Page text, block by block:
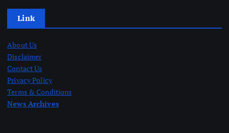
Link
About Us
Disclaimer
Contact Us
Privacy Policy
Terms & Conditions
News Archives